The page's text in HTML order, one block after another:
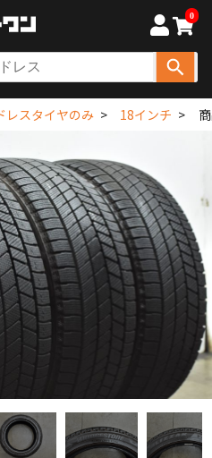
0
レスタイヤのみ 18インチ